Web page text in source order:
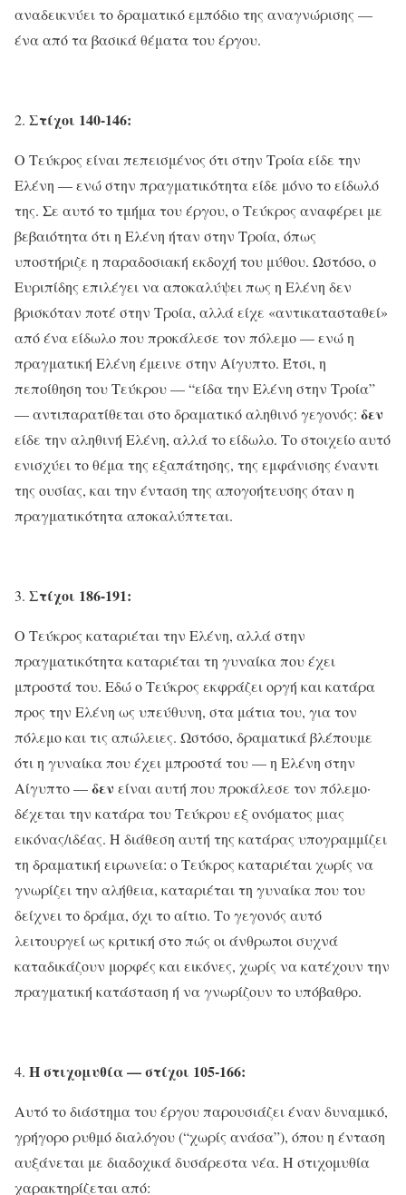
αναδεικνύει το δραματικό εμπόδιο της αναγνώρισης —
ένα από τα βασικά θέματα του έργου.
Στίχοι 140-146:
Ο Τεύκρος είναι πεπεισμένος ότι στην Τροία είδε την
Ελένη — ενώ στην πραγματικότητα είδε μόνο το είδωλό
της. Σε αυτό το τμήμα του έργου, ο Τεύκρος αναφέρει με
βεβαιότητα ότι η Ελένη ήταν στην Τροία, όπως
υποστήριζε η παραδοσιακή εκδοχή του μύθου. Ωστόσο, ο
Ευριπίδης επιλέγει να αποκαλύψει πως η Ελένη δεν
βρισκόταν ποτέ στην Τροία, αλλά είχε «αντικατασταθεί»
από ένα είδωλο που προκάλεσε τον πόλεμο — ενώ η
πραγματική Ελένη έμεινε στην Αίγυπτο. Έτσι, η
πεποίθηση του Τεύκρου — “είδα την Ελένη στην Τροία”
— αντιπαρατίθεται στο δραματικό αληθινό γεγονός: δεν
είδε την αληθινή Ελένη, αλλά το είδωλο. Το στοιχείο αυτό
ενισχύει το θέμα της εξαπάτησης, της εμφάνισης έναντι
της ουσίας, και την ένταση της απογοήτευσης όταν η
πραγματικότητα αποκαλύπτεται.
Στίχοι 186-191:
Ο Τεύκρος καταριέται την Ελένη, αλλά στην
πραγματικότητα καταριέται τη γυναίκα που έχει
μπροστά του. Εδώ ο Τεύκρος εκφράζει οργή και κατάρα
προς την Ελένη ως υπεύθυνη, στα μάτια του, για τον
πόλεμο και τις απώλειες. Ωστόσο, δραματικά βλέπουμε
ότι η γυναίκα που έχει μπροστά του — η Ελένη στην
Αίγυπτο —δεν είναι αυτή που προκάλεσε τον πόλεμο·
δέχεται την κατάρα του Τεύκρου εξ ονόματος μιας
εικόνας/ιδέας. Η διάθεση αυτή της κατάρας υπογραμμίζει
τη δραματική ειρωνεία: ο Τεύκρος καταριέται χωρίς να
γνωρίζει την αλήθεια, καταριέται τη γυναίκα που του
δείχνει το δράμα, όχι το αίτιο. Το γεγονός αυτό
λειτουργεί ως κριτική στο πώς οι άνθρωποι συχνά
καταδικάζουν μορφές και εικόνες, χωρίς να κατέχουν την
πραγματική κατάσταση ή να γνωρίζουν το υπόβαθρο.
Η στιχομυθία — στίχοι 105-166:
Αυτό το διάστημα του έργου παρουσιάζει έναν δυναμικό,
γρήγορο ρυθμό διαλόγου (“χωρίς ανάσα”), όπου η ένταση
αυξάνεται με διαδοχικά δυσάρεστα νέα. Η στιχομυθία
χαρακτηρίζεται από: